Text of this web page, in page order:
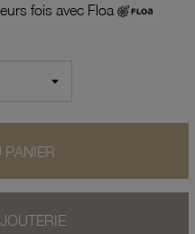
fois avec Floa
PANIER